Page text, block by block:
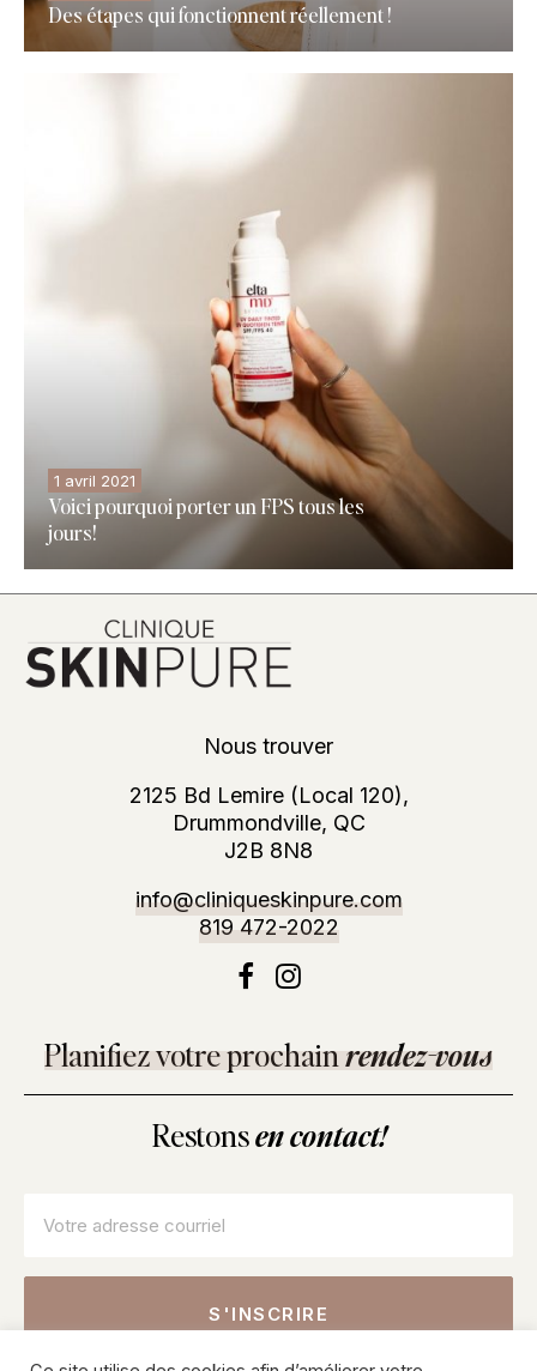
Des étapes qui fonctionnent réellement !
1 avril 2021
Voici pourquoi porter un FPS tous les
jours!
Nous trouver
2125 Bd Lemire (Local 120),
Drummondville, QC
J2B 8N8
info@cliniqueskinpure.com
819 472-2022
Planifiez votre prochainrendez-vous
Restonsen contact!